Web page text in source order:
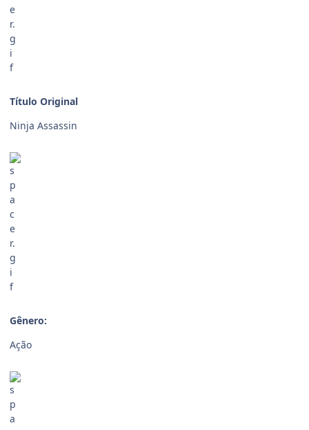
Título Original
Ninja Assassin
Gênero:
Ação